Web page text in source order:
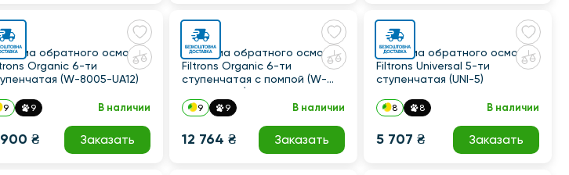
обратного осмоса
Organic 6-ти
(W-8005-UA12)
9 9 В наличии
₴ Заказать
Система обратного осмоса
Filtrons Organic 6-ти
ступенчатая с помпой (W-
8005P-UA12)
9 9 В наличии
12 764 ₴ Заказать
Система обратного осмоса
Filtrons Universal 5-ти
ступенчатая (UNI-5)
8 8 В наличии
5 707 ₴ Заказать